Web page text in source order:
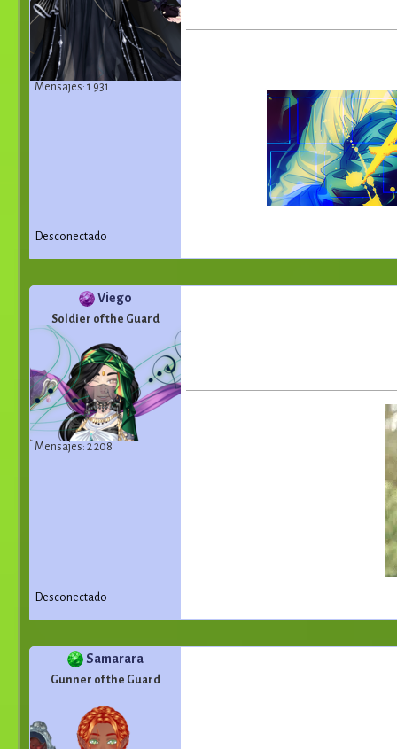
Mensajes: 1 931
Desconectado
Viego
Soldier of the Guard
Mensajes: 2 208
Desconectado
Samarara
Gunner of the Guard